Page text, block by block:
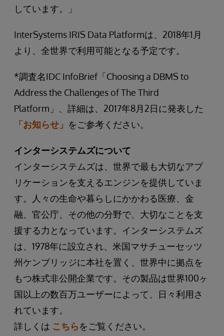
しています。」
InterSystems IRIS Data Platformは、2018年1月
より、全世界で利用可能となる予定です。
*調査名IDC InfoBrief「Choosing a DBMS to
Address the Challenges of The Third
Platform」、詳細は、2017年8月2日に発表した
「お知らせ」 をご参考ください。
インターシステムズについて
インターシステムズは、世界で最も大切なアプ
リケーションを支えるエンジンを提供していま
す。人々の生命や暮らしにかかわる医療、金
融、官公庁、その他の分野で、大切なことを支
援する力となっています。インターシステムズ
は、1978年に設立され、米国マサチューセッツ
州ケンブリッジに本社を置く、世界中に拠点を
もつ株式非公開企業です。その製品は世界100ヶ
国以上の数百万ユーザーによって、日々利用さ
れています。
詳しくは こちらをご覧ください。